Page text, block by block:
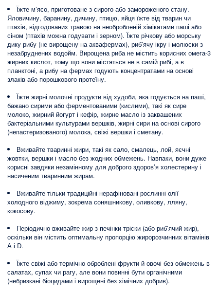
Їжте м’ясо, приготоване з сирого або замороженого стану.
Яловичину, баранину, дичину, птицю, яйця їжте від тварин чи
птахів, відгодованих травою на необробленій хімікатами паші або
сіном (птахів можна годувати і зерном). Їжте річкову або морську
дику рибу (не вирощену на аквафермах), риб’ячу ікру і молюски з
незабруднених водойм. Вирощена риба не містить корисних омега-3
жирних кислот, тому що вони містяться не в самій рибі, а в
планктоні, а рибу на фермах годують концентратами на основі
злаків або порошкового протеїну.
Їжте жирні молочні продукти від худоби, яка годується на паші,
бажано сирими або ферментованими (кислими), такі як сире
молоко, жирний йогурт і кефір, жирне масло із заквашених
бактеріальними культурами вершків, жирні сири на основі сирого
(непастеризованого) молока, свіжі вершки і сметану.
Вживайте тваринні жири, такі як сало, смалець, лой, яєчні
жовтки, вершки і масло без жодних обмежень. Навпаки, вони дуже
корисні завдяки незамінному для доброго здоров’я холестерину і
насиченим тваринним жирам.
Вживайте тільки традиційні нерафіновані рослинні олії
холодного віджиму, зокрема соняшникову, оливкову, лляну,
кокосову.
Періодично вживайте жир з печінки тріски (або риб’ячий жир),
оскільки він містить оптимальну пропорцію жиророзчинних вітамінів
А і D.
Їжте свіжі або термічно оброблені фрукти й овочі без обмежень в
салатах, супах чи рагу, але вони повинні бути органічними
(небризкані біоцидами і вирощені без хімічних добрив).